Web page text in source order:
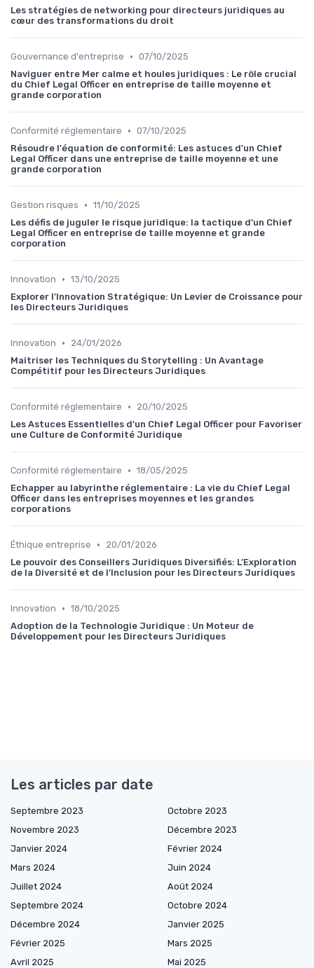
Les stratégies de networking pour directeurs juridiques au
cœur des transformations du droit
Gouvernance d'entreprise • 07/10/2025
Naviguer entre Mer calme et houles juridiques : Le rôle crucial
du Chief Legal Officer en entreprise de taille moyenne et
grande corporation
Conformité réglementaire • 07/10/2025
Résoudre l'équation de conformité: Les astuces d'un Chief
Legal Officer dans une entreprise de taille moyenne et une
grande corporation
Gestion risques • 11/10/2025
Les défis de juguler le risque juridique: la tactique d’un Chief
Legal Officer en entreprise de taille moyenne et grande
corporation
Innovation • 13/10/2025
Explorer l'Innovation Stratégique: Un Levier de Croissance pour
les Directeurs Juridiques
Innovation •
24/01/2026
Maîtriser les Techniques du Storytelling : Un Avantage
Compétitif pour les Directeurs Juridiques
Conformité réglementaire •
20/10/2025
Les Astuces Essentielles d'un Chief Legal Officer pour Favoriser
une Culture de Conformité Juridique
Conformité réglementaire • 18/05/2025
Echapper au labyrinthe réglementaire : La vie du Chief Legal
Officer dans les entreprises moyennes et les grandes
corporations
Éthique entreprise •
20/01/2026
Le pouvoir des Conseillers Juridiques Diversifiés: L’Exploration
de la Diversité et de l’Inclusion pour les Directeurs Juridiques
Innovation • 18/10/2025
Adoption de la Technologie Juridique : Un Moteur de
Développement pour les Directeurs Juridiques
Les articles par date
Septembre 2023
Octobre 2023
Novembre 2023
Décembre 2023
Janvier 2024
Février 2024
Mars 2024
Juin 2024
Juillet 2024
Août 2024
Septembre 2024
Octobre 2024
Décembre 2024
Janvier 2025
Février 2025
Mars 2025
Avril 2025
Mai 2025